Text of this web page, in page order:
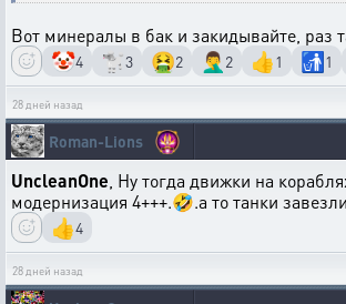
Вот минералы в бак и закидывайте, раз
🤡4 🐩3 🤮2 🤦‍♂️ 2 👍1 🚮1
28 дней назад
Roman-Lions
UncleanOne , Ну тогда движки на
модернизация 4+++.🤣.а то танки
👍4
28 дней назад